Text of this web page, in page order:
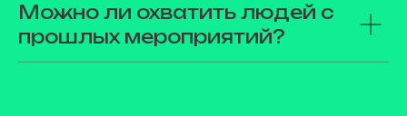
Можно ли охватить людей с
прошлых мероприятий?